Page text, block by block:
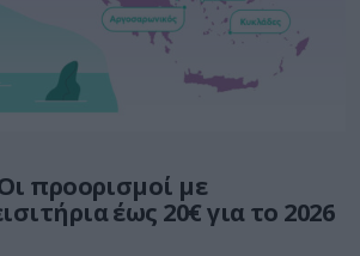
προορισμοί με
έως 20€ για το 2026